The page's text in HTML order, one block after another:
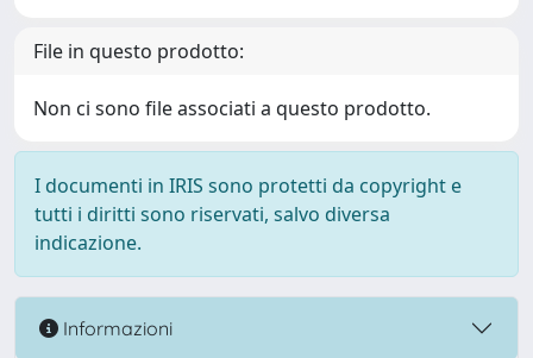
File in questo prodotto:
Non ci sono file associati a questo prodotto.
I documenti in IRIS sono protetti da copyright e
tutti i diritti sono riservati, salvo diversa
indicazione.
Informazioni